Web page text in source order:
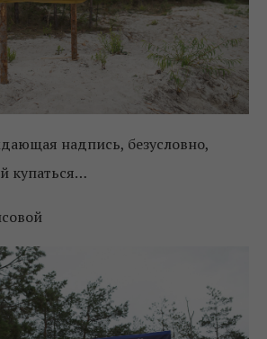
надпись, безусловно,
купаться…